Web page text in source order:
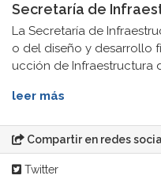
Secretaría de
La Secretaría de
o del diseño y desarrollo
ucción de Infraestructura
leer más
Compartir en redes
Twitter